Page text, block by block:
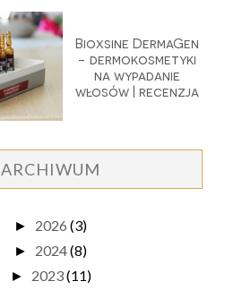
Bioxsine DermaGen
- dermokosmetyki
na wypadanie
włosów | recenzja
ARCHIWUM
► 2026 (3)
► 2024(8)
► 2023(11)